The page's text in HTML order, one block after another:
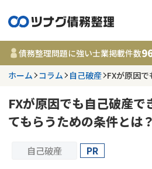
債務整理問題に強い士業掲載件数
ホーム コラム 自己破産 FXが原因
FXが原因でも自己破産で
てもらうための条件とは？
自己破産 PR